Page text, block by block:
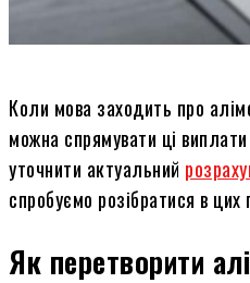
Коли мова заходить про
можна спрямувати ці
уточнити актуальний
спробуємо розібратися в цих
Як перетворити